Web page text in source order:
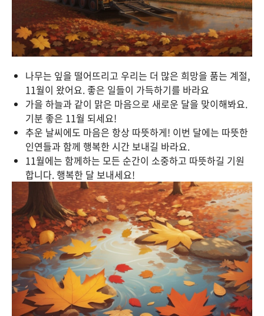
나무는 잎을 떨어뜨리고 우리는 더 많은 희망을 품는 계절,
11월이 왔어요. 좋은 일들이 가득하기를 바라요
가을 하늘과 같이 맑은 마음으로 새로운 달을 맞이해봐요.
기분 좋은 11월 되세요!
추운 날씨에도 마음은 항상 따뜻하게! 이번 달에는 따뜻한
인연들과 함께 행복한 시간 보내길 바라요.
11월에는 함께하는 모든 순간이 소중하고 따뜻하길 기원
합니다. 행복한 달 보내세요!